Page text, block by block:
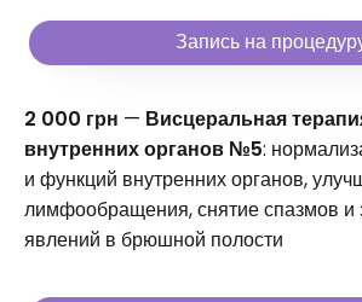
Запись на
2 000 грн — Висцеральная
внутренних органов №5:
и функций внутренних органов,
лимфообращения, снятие спазмов и
явлений в брюшной полости